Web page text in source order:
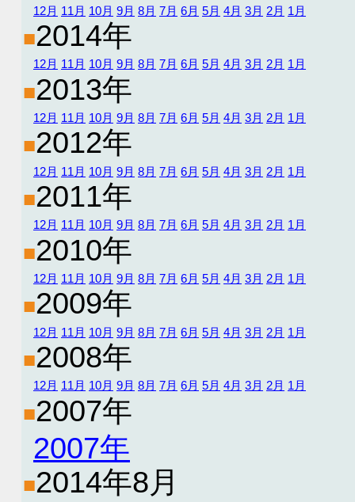
12月 11月 10月 9月 8月 7月 6月 5月 4月 3月 2月 1月
■2014年
12月 11月 10月 9月 8月 7月 6月 5月 4月 3月 2月 1月
■2013年
12月 11月 10月 9月 8月 7月 6月 5月 4月 3月 2月 1月
■2012年
12月 11月 10月 9月 8月 7月 6月 5月 4月 3月 2月 1月
■2011年
12月 11月 10月 9月 8月 7月 6月 5月 4月 3月 2月 1月
■2010年
12月 11月 10月 9月 8月 7月 6月 5月 4月 3月 2月 1月
■2009年
12月 11月 10月 9月 8月 7月 6月 5月 4月 3月 2月 1月
■2008年
12月 11月 10月 9月 8月 7月 6月 5月 4月 3月 2月 1月
■2007年
2007年
■2014年8月